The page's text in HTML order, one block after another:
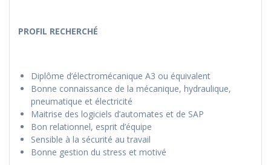
PROFIL RECHERCHÉ
Diplôme d’électromécanique A3 ou équivalent
Bonne connaissance de la mécanique, hydraulique,
pneumatique et électricité
Maitrise des logiciels d’automates et de SAP
Bon relationnel, esprit d’équipe
Sensible à la sécurité au travail
Bonne gestion du stress et motivé